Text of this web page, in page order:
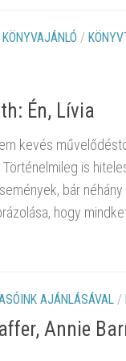
KÖNYVAJÁNLÓ /
Én, Lívia
kevés
is
bár
hogy
AJÁNLÁSÁVAL /
Annie